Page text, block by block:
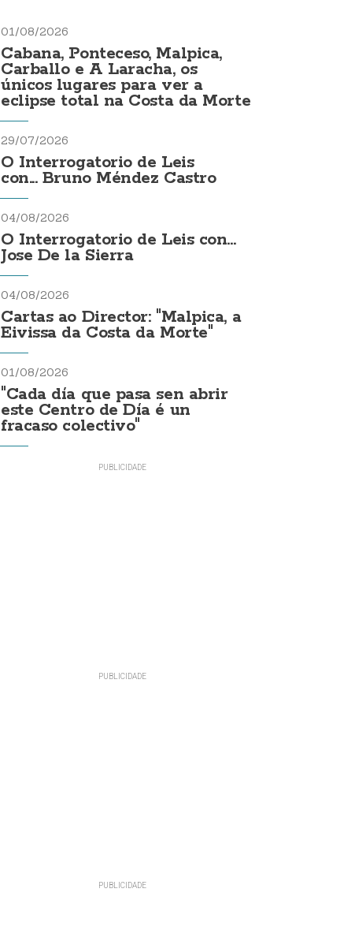
01/08/2026
Cabana, Ponteceso, Malpica,
Carballo e A Laracha, os
únicos lugares para ver a
eclipse total na Costa da Morte
29/07/2026
O Interrogatorio de Leis
con... Bruno Méndez Castro
04/08/2026
O Interrogatorio de Leis con...
Jose De la Sierra
04/08/2026
Cartas ao Director: "Malpica, a
Eivissa da Costa da Morte"
01/08/2026
"Cada día que pasa sen abrir
este Centro de Día é un
fracaso colectivo"